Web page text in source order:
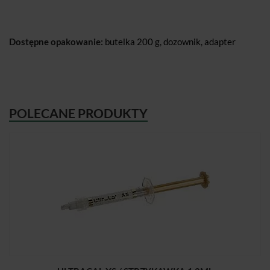
Dostępne opakowanie: butelka 200 g, dozownik, adapter
POLECANE PRODUKTY